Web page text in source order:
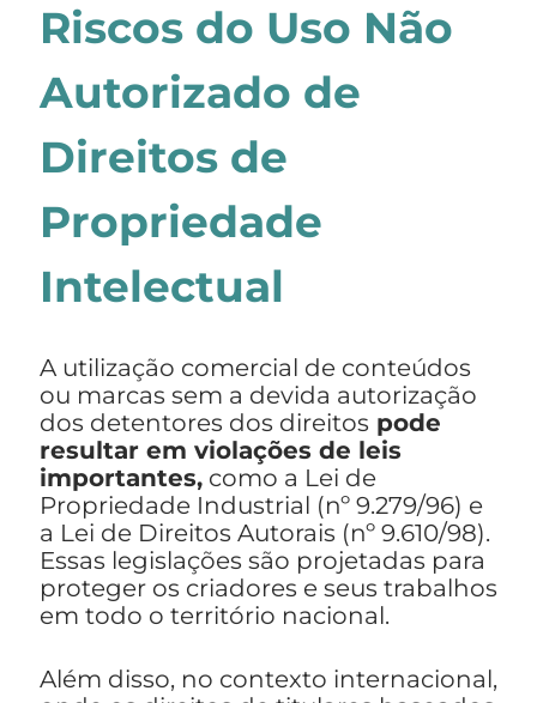
Riscos do Uso Não
Autorizado de
Direitos de
Propriedade
Intelectual
A utilização comercial de conteúdos
ou marcas sem a devida autorização
dos detentores dos direitos pode
resultar em violações de leis
importantes, como a Lei de
Propriedade Industrial (nº 9.279/96) e
a Lei de Direitos Autorais (nº 9.610/98).
Essas legislações são projetadas para
proteger os criadores e seus trabalhos
em todo o território nacional.
Além disso, no contexto internacional,